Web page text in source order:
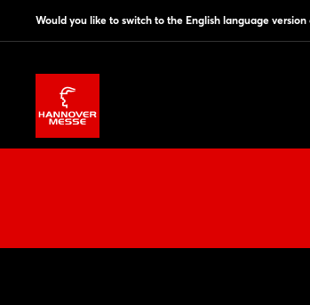
Would you like to switch to the English language version